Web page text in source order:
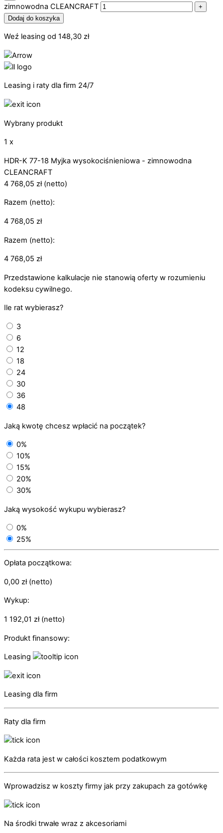
zimnowodna CLEANCRAFT
+
Dodaj do koszyka
Weź leasing od 148,30 zł
Leasing i raty dla firm 24/7
Wybrany produkt
1 x
HDR-K 77-18 Myjka wysokociśnieniowa - zimnowodna
CLEANCRAFT
4 768,05 zł(netto)
Razem (netto):
4 768,05 zł
Razem (netto):
4 768,05 zł
Przedstawione kalkulacje nie stanowią oferty w rozumieniu
kodeksu cywilnego.
Ile rat wybierasz?
3
6
12
18
24
30
36
48
Jaką kwotę chcesz wpłacić na początek?
0%
10%
15%
20%
30%
Jaką wysokość wykupu wybierasz?
0%
25%
Opłata początkowa:
0,00 zł(netto)
Wykup:
1 192,01 zł(netto)
Produkt finansowy:
Leasing
Leasing dla firm
Raty dla firm
Każda rata jest w całości kosztem podatkowym
Wprowadzisz w koszty firmy jak przy zakupach za gotówkę
Na środki trwałe wraz z akcesoriami